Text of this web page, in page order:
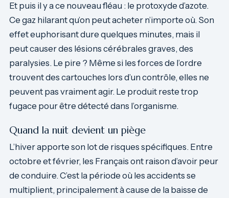
Et puis il y a ce nouveau fléau : le protoxyde d’azote.
Ce gaz hilarant qu’on peut acheter n’importe où. Son
effet euphorisant dure quelques minutes, mais il
peut causer des lésions cérébrales graves, des
paralysies. Le pire ? Même si les forces de l’ordre
trouvent des cartouches lors d’un contrôle, elles ne
peuvent pas vraiment agir. Le produit reste trop
fugace pour être détecté dans l’organisme.
Quand la nuit devient un piège
L’hiver apporte son lot de risques spécifiques. Entre
octobre et février, les Français ont raison d’avoir peur
de conduire. C’est la période où les accidents se
multiplient, principalement à cause de la baisse de